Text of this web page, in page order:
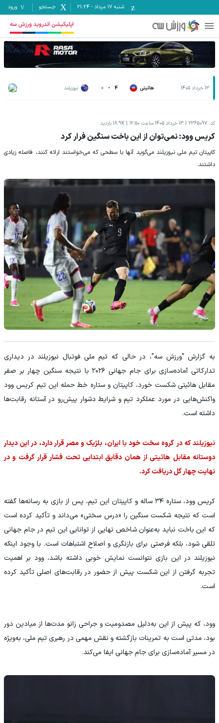
شنبه ۱۷ مرداد -
21:24 جستجو ورود
اپلیکیشن اندروید ورزش سه
13 خرداد 1405 هائیتی 4
-
0 نیوزیلند
کد: 2365097 13 خرداد 1405 ساعت 12:50 18.9K بازدید
کریس وود: نمی‌توان از این باخت سنگین فرار کرد
کاپیتان تیم ملی نیوزیلند می‌گوید آنها با سطحی که می‌خواستند ارائه کنند، فاصله زیادی
داشتند.
به گزارش "ورزش سه"، در حالی که تیم ملی فوتبال نیوزیلند در دیداری
تدارکاتی آماده‌سازی برای جام جهانی ۲۰۲۶ با نتیجه سنگین چهار بر صفر
مقابل هائیتی شکست خورد، کاپیتان و ستاره خط حمله این تیم کریس وود
واکنش‌هایی در مورد عملکرد تیم و شرایط دشوار پیش‌رو در آستانه رقابت‌ها
داشته است.
نیوزیلند که در گروه سخت خود با ایران، بلژیک و مصر قرار دارد، در این دیدار
دوستانه مقابل هائیتی از همان دقایق ابتدایی تحت فشار قرار گرفت و در
نهایت چهار گل دریافت کرد.
کریس وود، ستاره ۳۴ ساله و کاپیتان این تیم، پس از بازی به رسانه‌ها گفته
است که نتیجه شکست سنگین را «درس سختی» می‌داند و تأکید کرده است
که این باخت نباید به‌عنوان شاخص نهایی از توانایی این تیم در جام جهانی
تلقی شود، بلکه فرصتی برای بازنگری و اصلاح اشتباهات است. با وجود اینکه
نیوزیلند در این بازی نتوانست نمایش خوبی داشته باشد، وود بر اهمیت
تجربه گرفتن از این شکست پیش از حضور در رقابت‌های اصلی تأکید کرده
است.
وود، که پیش از این به‌دلیل مصدومیت و جراحی زانو مدت‌ها از میادین دور
بود، مدتی است به تمرینات بازگشته و نقش مهمی در رهبری تیم ملی، به‌ویژه
در مسیر آماده‌سازی برای جام جهانی ایفا می‌کند.